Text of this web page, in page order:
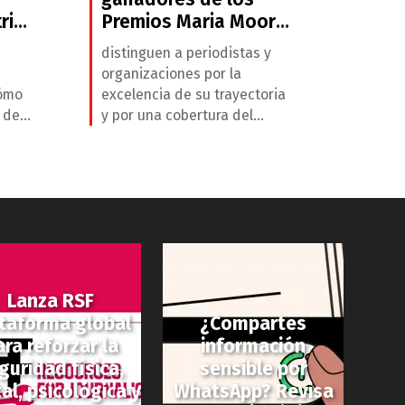
Premios Maria Moors
Cabot 2026 por su
cobertura de las
Américas
distinguen a periodistas y
organizaciones por la
excelencia de su trayectoria
y por una cobertura del
Lanza RSF
global
reforzar la
física,
psicológica y
¿Compartes
información
sensible por
WhatsApp? Revisa